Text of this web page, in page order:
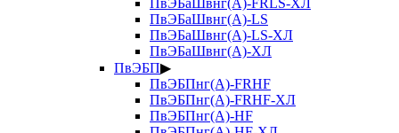
ПвЭБаШвнг(А)-FRLS-ХЛ
ПвЭБаШвнг(А)-LS
ПвЭБаШвнг(А)-LS-ХЛ
ПвЭБаШвнг(А)-ХЛ
ПвЭБП▶
ПвЭБПнг(А)-FRHF
ПвЭБПнг(А)-FRHF-ХЛ
ПвЭБПнг(А)-HF